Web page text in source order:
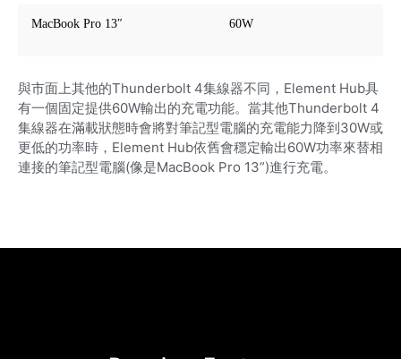
MacBook Pro 13″ 60W
與市面上其他的Thunderbolt 4集線器不同，Element Hub具
有一個固定提供60W輸出的充電功能。當其他Thunderbolt 4
集線器在滿載狀態時會將對筆記型電腦的充電能力降到30W或
更低的功率時，Element Hub依舊會穩定輸出60W功率來替相
連接的筆記型電腦(像是MacBook Pro 13”)進行充電。